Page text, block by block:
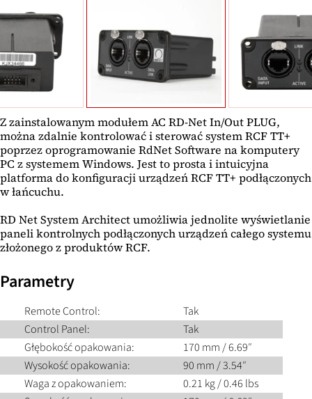
Z zainstalowanym modułem AC RD-Net In/Out PLUG,
można zdalnie kontrolować i sterować system RCF TT+
poprzez oprogramowanie RdNet Software na komputery
PC z systemem Windows. Jest to prosta i intuicyjna
platforma do konfiguracji urządzeń RCF TT+ podłączonych
w łańcuchu.
RD Net System Architect umożliwia jednolite wyświetlanie
paneli kontrolnych podłączonych urządzeń całego systemu
złożonego z produktów RCF.
Parametry
Remote Control:
Tak
Control Panel:
Tak
Głębokość opakowania:
170 mm / 6.69″
Wysokość opakowania:
90 mm / 3.54″
Waga z opakowaniem:
0.21 kg / 0.46 lbs